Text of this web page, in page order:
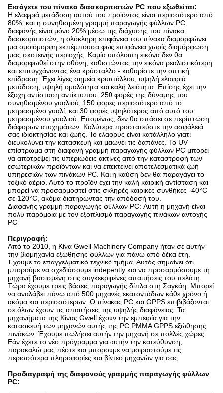
Εισάγετε του πίνακα διασκορπιστών PC που εξωθείται:
Η ελαφριά μετάδοση αυτού του προϊόντος είναι περισσότερο από
80%, και η συνηθισμένη γραμμή παραγωγής φύλλων PC
διαφανής είναι μόνο 20% μέσω της διάχυσης του πίνακα
διασκορπιστών, η ολόκληρη επιφάνεια του πίνακα διαμορφώνει
μια ομοιόμορφη εκπέμπουσα φως επιφάνεια χωρίς διαμόρφωση
μιας σκοτεινής περιοχής. Καμία υπόλοιπη εικόνα δεν θα
διαμορφωθεί στην οθόνη, καθιστώντας την εικόνα ρεαλιστικότερη
και επιτυγχάνοντας ένα κρύσταλλο - καθαρίστε την οπτική
επίδραση. Έχει λίγες σημεία κρυστάλλου, υψηλή ελαφριά
μετάδοση, υψηλή ομαλότητα και καλή λειότητα. Επίσης έχει την
έξοχη αντίσταση αντίκτυπου: 250 φορές της δύναμης του
συνηθισμένου γυαλιού, 150 φορές περισσότερο από το
μετριασμένο γυαλί, και 30 φορές υψηλότερος από αυτό του
μετριασμένου γυαλιού. Επομένως, δεν θα σπάσει σε περίπτωση
διάφορων ατυχημάτων. Καλύτερα προστατεύστε την ασφάλειά
σας ιδιοκτησίας και ζωής. Το ελαφρύς είναι κατάλληλο γιατί
διευκολύνει την κατασκευή και μειώνει τις δαπάνες. Το UV
επίστρωμα στη διαφανή γραμμή παραγωγής φύλλων PC μπορεί
να αποτρέψει τις υπεριώδεις ακτίνες από την καταστροφή των
εσωτερικών προϊόντων και να επεκτείνει αποτελεσματικά ζωή
υπηρεσιών των πινάκων PC. Και η καύση δεν θα παραγάγει το
τοξικό αέριο. Αυτό το προϊόν έχει την καλή καιρική αντίσταση και
μπορεί να προσαρμοστεί στις σκληρές καιρικές συνθήκες -40°C
σε 120°C, ακόμα διατηρώντας την απόδοσή του.
Διαφανής γραμμή παραγωγής φύλλων PC: Αυτή η μηχανή είναι
πολύ παρόμοια με τον εξοπλισμό παραγωγής πινάκων αντοχής
PC
Περιγραφή:
Από το 2010, η Κίνα Gwell Machinery Company ήταν σε αυτήν
την βιομηχανία εξώθησης φύλλων για πάνω από δέκα έτη.
Έχουμε το επαγγελματικό τεχνικό τμήμα. Αυτός σημαίνει ότι
μπορούμε να σχεδιάσουμε indepently και να προσαρμόσουμε τη
μηχανή βασισμένη στις συγκεκριμένες απαιτήσεις του πελάτη.
Τώρα έχουμε τρεις βάσεις παραγωγής δίπλα στη Σαγκάη. Μπορεί
να αναλάβει πάνω από 500 μηχανές εκατοντάδων κάθε χρόνο ή
ακόμα και περισσότερων. Ο πίνακας PC και GPPS επιβιβάζονται
σε όλων έχουν τις απαιτήσεις της υψηλής διαφάνειας. Τα
μηχανήματα της Κίνας Gwell έχουν την εμπειρία για την
κατασκευή των μηχανών αυτής της PC PMMA GPPS εξώθησης
πινάκων. Έχουμε πωλήσει αυτήν την μηχανή σε πολλές χώρες.
Εάν έχετε το νέο πρόγραμμα για αυτήν την κατεύθυνση,
παρακαλώ μας πέστε και μπορούμε να μοιραστούμε τις
περισσότερα πληροφορίες και βίντεο μηχανών για σας.
Προδιαγραφή της διαφανούς γραμμής παραγωγής φύλλων
PC: